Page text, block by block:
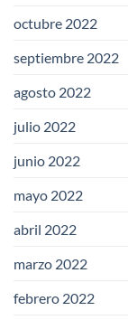
octubre 2022
septiembre 2022
agosto 2022
julio 2022
junio 2022
mayo 2022
abril 2022
marzo 2022
febrero 2022